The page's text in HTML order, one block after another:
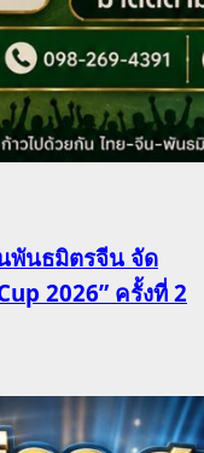
พันธมิตรจีน จัด
2026” ครั้งที่ 2